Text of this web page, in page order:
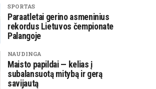
SPORTAS
Paraatletai gerino asmeninius
rekordus Lietuvos čempionate
Palangoje
NAUDINGA
Maisto papildai — kelias į
subalansuotą mitybą ir gerą
savijautą